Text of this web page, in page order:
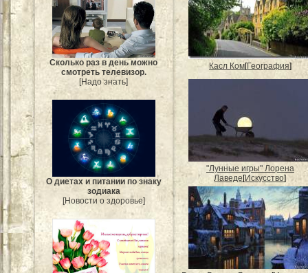
Сколько раз в день можно
смотреть телевизор.
[Надо знать]
О диетах и питании по знаку
зодиака
[Новости о здоровье]
Касл Ком[География]
"Лунные игры" Лорена
Лаведе [Искусство]